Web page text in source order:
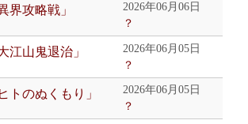
界攻略戦」
2026年06月06日
？
江山鬼退治」
2026年06月05日
？
トのぬくもり」
2026年06月05日
？